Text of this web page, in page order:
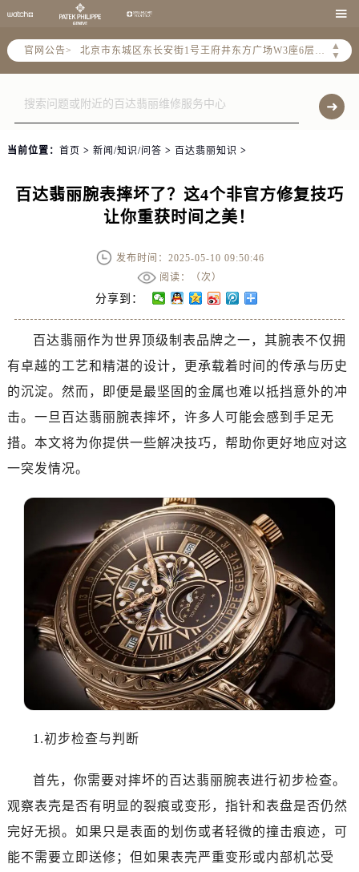

官网公告>
▲
▼
北京市东城区东长安街1号王府井东方广场W3座6层602室售后服务中心（需提前预约）
节假日正常营业！
当前位置： 首页 > 新闻/知识/问答 > 百达翡丽知识 >
百达翡丽腕表摔坏了？这4个非官方修复技巧
让你重获时间之美！
发布时间：2025-05-10 09:50:46
阅读：（次）
分享到：
百达翡丽作为世界顶级制表品牌之一，其腕表不仅拥
有卓越的工艺和精湛的设计，更承载着时间的传承与历史
的沉淀。然而，即便是最坚固的金属也难以抵挡意外的冲
击。一旦百达翡丽腕表摔坏，许多人可能会感到手足无
措。本文将为你提供一些解决技巧，帮助你更好地应对这
一突发情况。
1.初步检查与判断
首先，你需要对摔坏的百达翡丽腕表进行初步检查。
观察表壳是否有明显的裂痕或变形，指针和表盘是否仍然
完好无损。如果只是表面的划伤或者轻微的撞击痕迹，可
能不需要立即送修；但如果表壳严重变形或内部机芯受